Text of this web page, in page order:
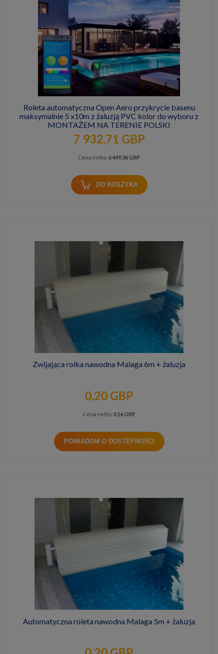
Roleta automatyczna Open Aero przykrycie basenu
maksymalnie 5 x10m z żaluzją PVC kolor do wyboru z
MONTAŻEM NA TERENIE POLSKI
7 932,71 GBP
Cena netto: 6 449,36 GBP
DO KOSZYKA
Zwijająca rolka nawodna Malaga 6m + żaluzja
0,20 GBP
Cena netto: 0,16 GBP
POWIADOM O DOSTĘPNOŚCI
Automatyczna roleta nawodna Malaga 5m + żaluzja